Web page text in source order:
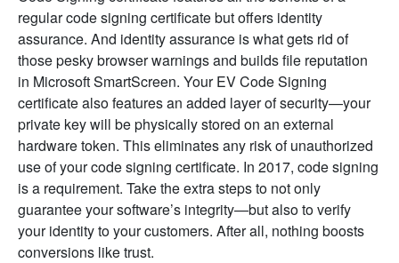
regular code signing certificate but offers identity
assurance. And identity assurance is what gets rid of
those pesky browser warnings and builds file reputation
in Microsoft SmartScreen. Your EV Code Signing
certificate also features an added layer of security—your
private key will be physically stored on an external
hardware token. This eliminates any risk of unauthorized
use of your code signing certificate. In 2017, code signing
is a requirement. Take the extra steps to not only
guarantee your software’s integrity—but also to verify
your identity to your customers. After all, nothing boosts
conversions like trust.